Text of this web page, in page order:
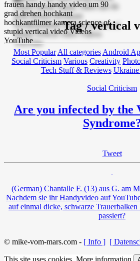
Tag / vertical
Most Popular All categories Android
Social Criticism Various Creativity
Tech Stuff & Reviews
Social Criticism
Are you infected by the
Tweet
(German) Chantalle F. (13) aus G. am
Nachdem sie ihr Handyvideo auf
auf einmal dicke, schwarze
passiert?
© mike-vom-mars.com - [ Info ] [
This site uses cookies. More information